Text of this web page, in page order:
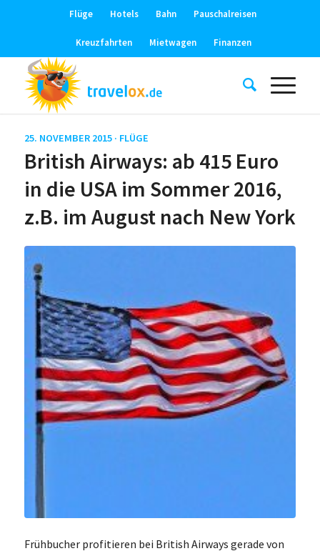
Flüge Hotels Bahn Pauschalreisen
Kreuzfahrten Mietwagen Finanzen
25. NOVEMBER 2015 · FLÜGE
British Airways: ab 415 Euro
in die USA im Sommer 2016,
z.B. im August nach New York
Frühbucher profitieren bei British Airways gerade von